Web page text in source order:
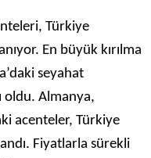
Türkiye
En büyük kırılma
seyahat
oldu. Almanya,
acenteler, Türkiye
Fiyatlarla sürekli